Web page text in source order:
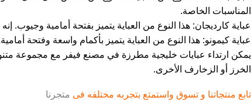
المناسبات الخاصة.
عباية كارديجان: هذا النوع من العباية يتميز بفتحة أمامية وجيوب.
عباية كيمونو: هذا النوع من العباية يتميز بأكمام واسعة وفتحة
يمكن ارتداء عبايات خليجية مطرزة في مصنع فيفر مع مجموعة
الخرز أو الزخارف الأخرى.
تابع منتجاتنا و تسوق واستمتع بتجربه مختلفه فى متجرنا